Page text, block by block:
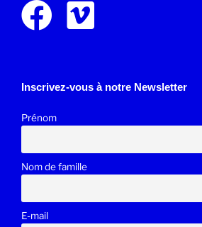
Inscrivez-vous à notre Newsletter
Prénom
Nom de famille
E-mail